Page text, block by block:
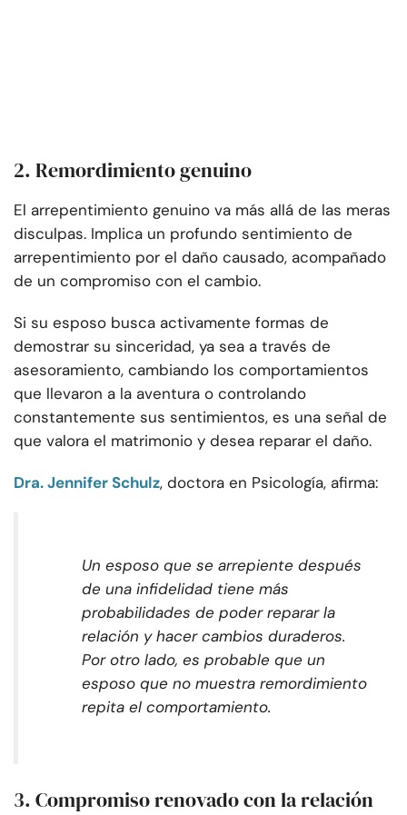
2. Remordimiento genuino
El arrepentimiento genuino va más allá de las meras
disculpas. Implica un profundo sentimiento de
arrepentimiento por el daño causado, acompañado
de un compromiso con el cambio.
Si su esposo busca activamente formas de
demostrar su sinceridad, ya sea a través de
asesoramiento, cambiando los comportamientos
que llevaron a la aventura o controlando
constantemente sus sentimientos, es una señal de
que valora el matrimonio y desea reparar el daño.
Dra. Jennifer Schulz, doctora en Psicología, afirma:
Un esposo que se arrepiente después
de una infidelidad tiene más
probabilidades de poder reparar la
relación y hacer cambios duraderos.
Por otro lado, es probable que un
esposo que no muestra remordimiento
repita el comportamiento.
3. Compromiso renovado con la relación